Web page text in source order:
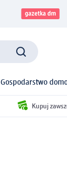
Gospodarstwo
Kupuj